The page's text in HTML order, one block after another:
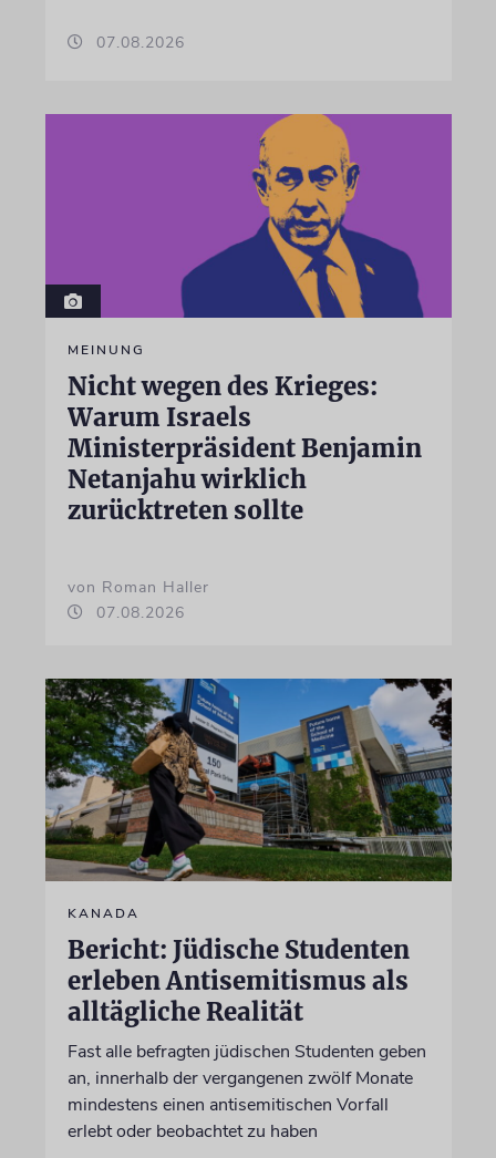
07.08.2026
MEINUNG
Nicht wegen des Krieges:
Warum Israels
Ministerpräsident Benjamin
Netanjahu wirklich
zurücktreten sollte
von Roman Haller
07.08.2026
KANADA
Bericht: Jüdische Studenten
erleben Antisemitismus als
alltägliche Realität
Fast alle befragten jüdischen Studenten geben
an, innerhalb der vergangenen zwölf Monate
mindestens einen antisemitischen Vorfall
erlebt oder beobachtet zu haben